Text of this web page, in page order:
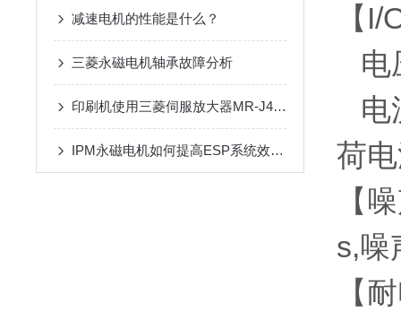
减速电机的性能是什么？
三菱永磁电机轴承故障分析
印刷机使用三菱伺服放大器MR-J4-10B-RJ有哪些优势？
IPM永磁电机如何提高ESP系统效率?
【
电
电
荷
【
s,噪
【